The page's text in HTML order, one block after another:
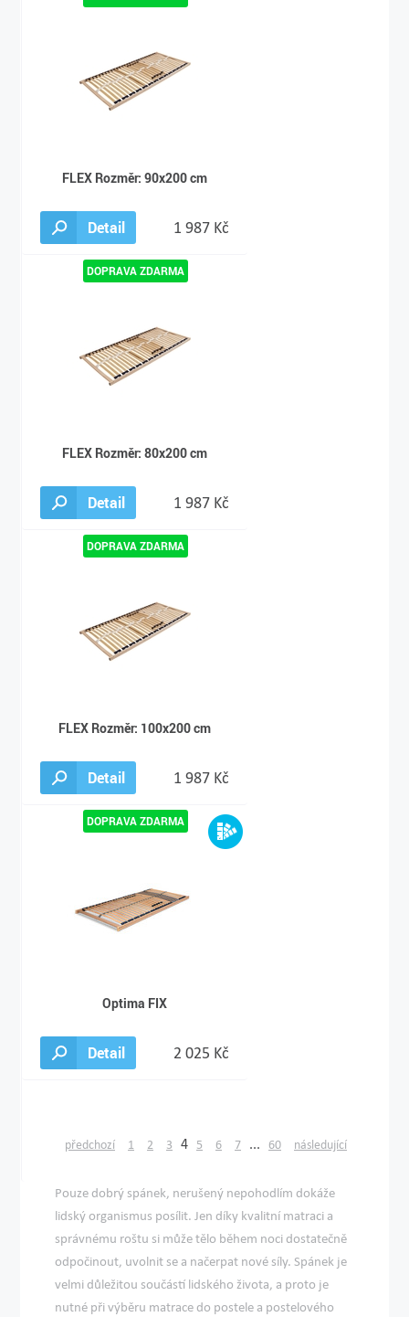
FLEX Rozměr: 90x200 cm
Detail 1 987 Kč
FLEX Rozměr: 80x200 cm
Detail 1 987 Kč
FLEX Rozměr: 100x200 cm
Detail 1 987 Kč
Optima FIX
Detail 2 025 Kč
předchozí 1 2 3 4 5 6 7 ... 60 následující
Pouze dobrý spánek, nerušený nepohodlím dokáže
lidský organismus posílit. Jen díky kvalitní matraci a
správnému roštu si může tělo během noci dostatečně
odpočinout, uvolnit se a načerpat nové síly. Spánek je
velmi důležitou součástí lidského života, a proto je
nutné při výběru matrace do postele a postelového